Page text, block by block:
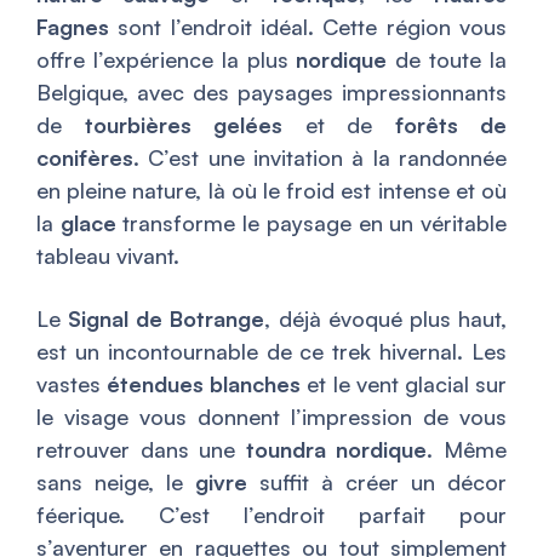
Fagnes sont l’endroit idéal. Cette région vous
offre l’expérience la plus nordique de toute la
Belgique, avec des paysages impressionnants
de tourbières gelées et de forêts de
conifères. C’est une invitation à la randonnée
en pleine nature, là où le froid est intense et où
la glace transforme le paysage en un véritable
tableau vivant.
Le Signal de Botrange, déjà évoqué plus haut,
est un incontournable de ce trek hivernal. Les
vastes étendues blanches et le vent glacial sur
le visage vous donnent l’impression de vous
retrouver dans une toundra nordique. Même
sans neige, le givre suffit à créer un décor
féerique. C’est l’endroit parfait pour
s’aventurer en raquettes ou tout simplement